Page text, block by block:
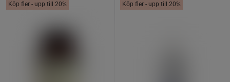
Köp fler - upp till 20% Köp fler - upp till 20%